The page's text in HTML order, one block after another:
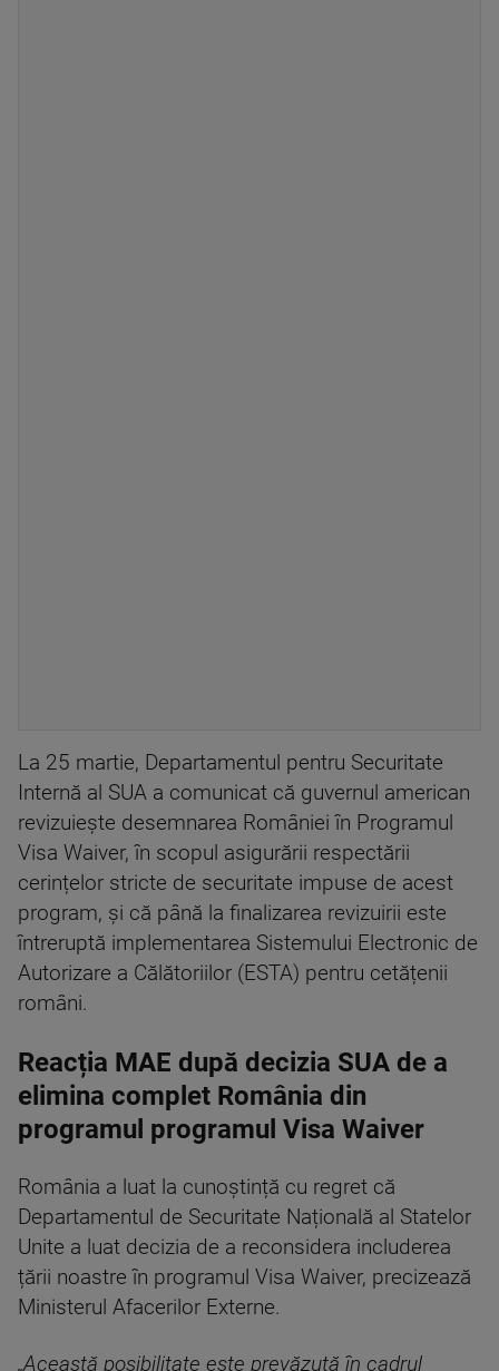
La 25 martie, Departamentul pentru Securitate
Internă al SUA a comunicat că guvernul american
revizuiește desemnarea României în Programul
Visa Waiver, în scopul asigurării respectării
cerințelor stricte de securitate impuse de acest
program, și că până la finalizarea revizuirii este
întreruptă implementarea Sistemului Electronic de
Autorizare a Călătoriilor (ESTA) pentru cetățenii
români.
Reacția MAE după decizia SUA de a
elimina complet România din
programul programul Visa Waiver
România a luat la cunoștință cu regret că
Departamentul de Securitate Națională al Statelor
Unite a luat decizia de a reconsidera includerea
țării noastre în programul Visa Waiver, precizează
Ministerul Afacerilor Externe.
„Această posibilitate este prevăzută în cadrul